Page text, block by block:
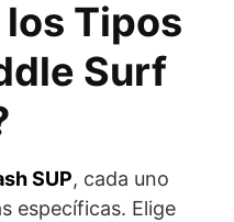
los Tipos
Surf
SUP, cada uno
específicas. Elige